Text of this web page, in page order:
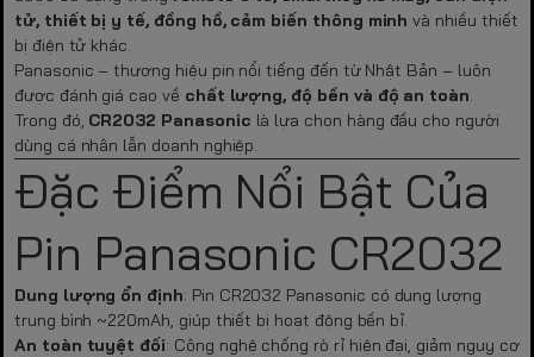
tử, thiết bị y tế, đồng hồ, cảm biến thông minh và nhiều thiết
bị điện tử khác.
Panasonic – thương hiệu pin nổi tiếng đến từ Nhật Bản – luôn
được đánh giá cao về chất lượng, độ bền và độ an toàn.
Trong đó, CR2032 Panasonic là lựa chọn hàng đầu cho người
dùng cá nhân lẫn doanh nghiệp.
Đặc Điểm Nổi Bật Của
Pin Panasonic CR2032
Dung lượng ổn định: Pin CR2032 Panasonic có dung lượng
trung bình ~220mAh, giúp thiết bị hoạt động bền bỉ.
An toàn tuyệt đối: Công nghệ chống rò rỉ hiện đại, giảm nguy cơ